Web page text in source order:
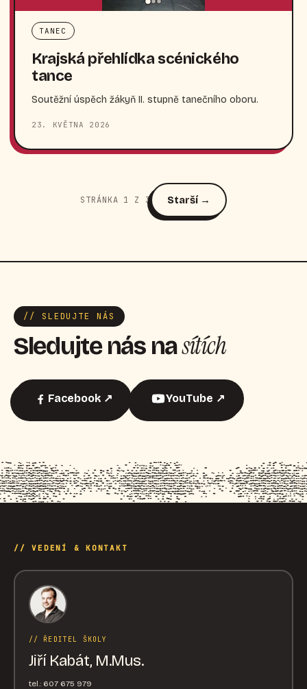
TANEC
Krajská přehlídka scénického
tance
Soutěžní úspěch žákyň II. stupně tanečního oboru.
23. KVĚTNA 2026
STRÁNKA 1 Z 3 Starší →
// SLEDUJTE NÁS
Sledujte nás nasítích
Facebook ↗ YouTube ↗
// VEDENÍ & KONTAKT
// ŘEDITEL ŠKOLY
Jiří Kabát, M.Mus.
tel.: 607 675 979